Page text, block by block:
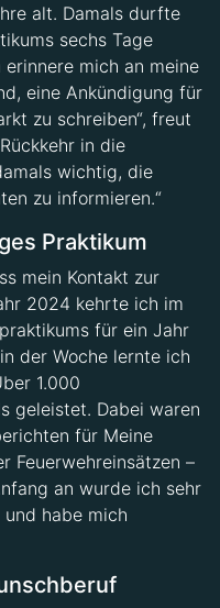
sechs Tage
mich an meine
eine Ankündigung für
zu schreiben“, freut
in die
wichtig, die
zu informieren.“
mein Kontakt zur
2024 kehrte ich im
für ein Jahr
der Woche lernte ich
1.000
geleistet. Dabei waren
für Meine
Feuerwehreinsätzen –
an wurde ich sehr
habe mich
ich mich wieder